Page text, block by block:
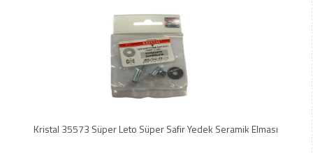
Kristal 35573 Süper Leto Süper Safir Yedek Seramik Elması